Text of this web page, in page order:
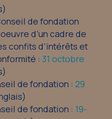
de fondation
d’un cadre de
confits d’intérêts et
: 31 octobre
de fondation : 29
de fondation : 19-